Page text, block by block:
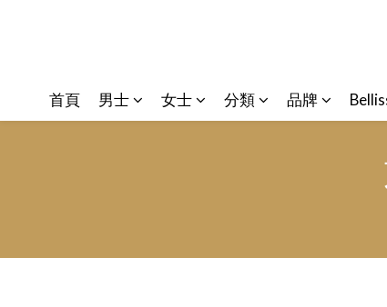
首頁 男士 女士 分類 品牌